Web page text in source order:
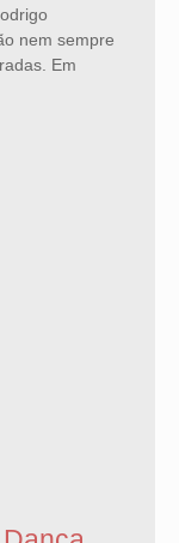
nem sempre
Em